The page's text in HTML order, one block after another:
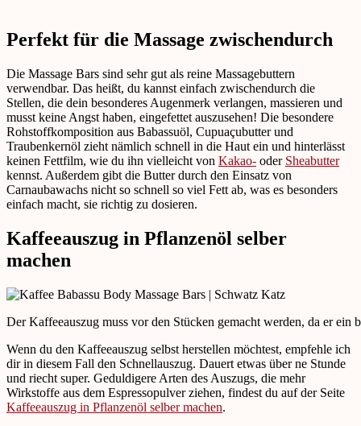
Perfekt für die Massage zwischendurch
Die Massage Bars sind sehr gut als reine Massagebuttern
verwendbar. Das heißt, du kannst einfach zwischendurch die
Stellen, die dein besonderes Augenmerk verlangen, massieren und
musst keine Angst haben, eingefettet auszusehen! Die besondere
Rohstoffkomposition aus Babassuöl, Cupuaçubutter und
Traubenkernöl zieht nämlich schnell in die Haut ein und hinterlässt
keinen Fettfilm, wie du ihn vielleicht von Kakao- oder Sheabutter
kennst. Außerdem gibt die Butter durch den Einsatz von
Carnaubawachs nicht so schnell so viel Fett ab, was es besonders
einfach macht, sie richtig zu dosieren.
Kaffeeauszug in Pflanzenöl selber
machen
Der Kaffeeauszug muss vor den Stücken gemacht werden, da er ein
Wenn du den Kaffeeauszug selbst herstellen möchtest, empfehle ich
dir in diesem Fall den Schnellauszug. Dauert etwas über ne Stunde
und riecht super. Geduldigere Arten des Auszugs, die mehr
Wirkstoffe aus dem Espressopulver ziehen, findest du auf der Seite
Kaffeeauszug in Pflanzenöl selber machen.